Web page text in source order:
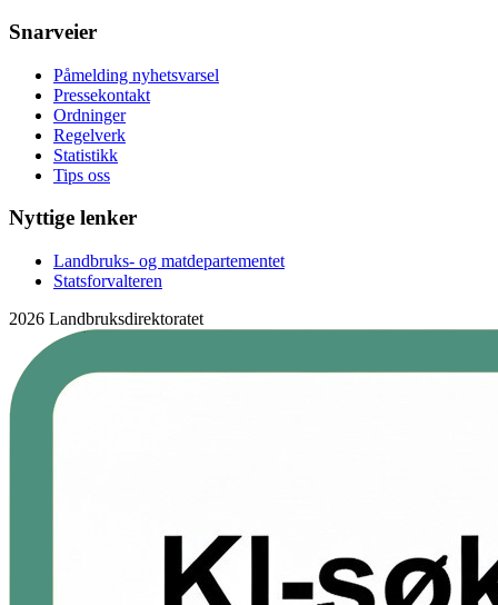
Snarveier
Påmelding nyhetsvarsel
Pressekontakt
Ordninger
Regelverk
Statistikk
Tips oss
Nyttige lenker
Landbruks- og matdepartementet
Statsforvalteren
2026 Landbruksdirektoratet